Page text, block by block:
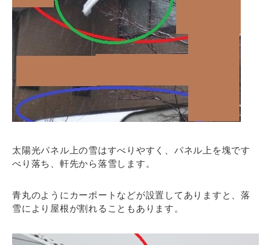
太陽光パネル上の雪はすべりやすく、パネル上を塊です
べり落ち、軒先から落雪します。
青丸のようにカーポートなどが設置してありますと、落
雪により屋根が割れることもあります。